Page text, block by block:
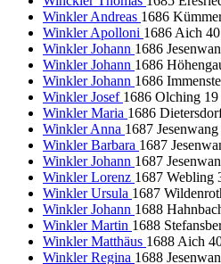
Winkler Andreas 1686
Winkler Apolloni 1686 Aich
Winkler Johann 1686
Winkler Johann 1686
Winkler Johann 1686
Winkler Josef 1686 Olching
Winkler Maria 1686
Winkler Anna 1687
Winkler Barbara 1687
Winkler Johann 1687
Winkler Lorenz 1687 Webling
Winkler Ursula 1687
Winkler Johann 1688
Winkler Martin 1688
Winkler Matthäus 1688 Aich
Winkler Regina 1688